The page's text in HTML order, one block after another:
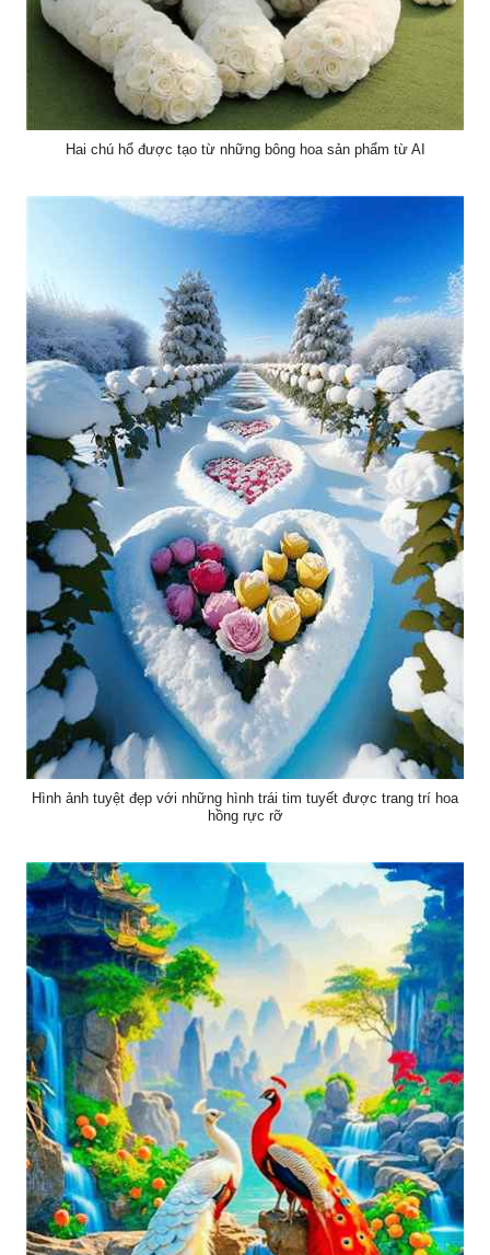
Hai chú hổ được tạo từ những bông hoa sản phẩm từ AI
Hình ảnh tuyệt đẹp với những hình trái tim tuyết được trang trí hoa
hồng rực rỡ